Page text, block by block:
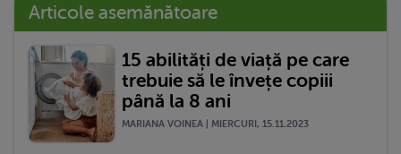
Articole asemănătoare
15 abilități de viață pe care
trebuie să le învețe copiii
până la 8 ani
MARIANA VOINEA | MIERCURI, 15.11.2023